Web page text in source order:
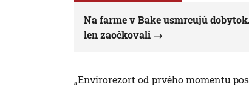
Na farme v Bake usmrcujú
len zaočkovali
„Envirorezort od prvého momentu